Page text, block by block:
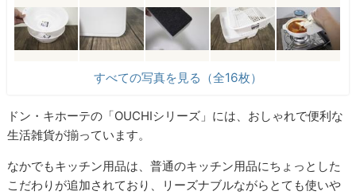
すべての写真を見る（全16枚）
ドン・キホーテの「OUCHIシリーズ」には、おしゃれで便利な
生活雑貨が揃っています。
なかでもキッチン用品は、普通のキッチン用品にちょっとした
こだわりが追加されており、リーズナブルながらとても使いや